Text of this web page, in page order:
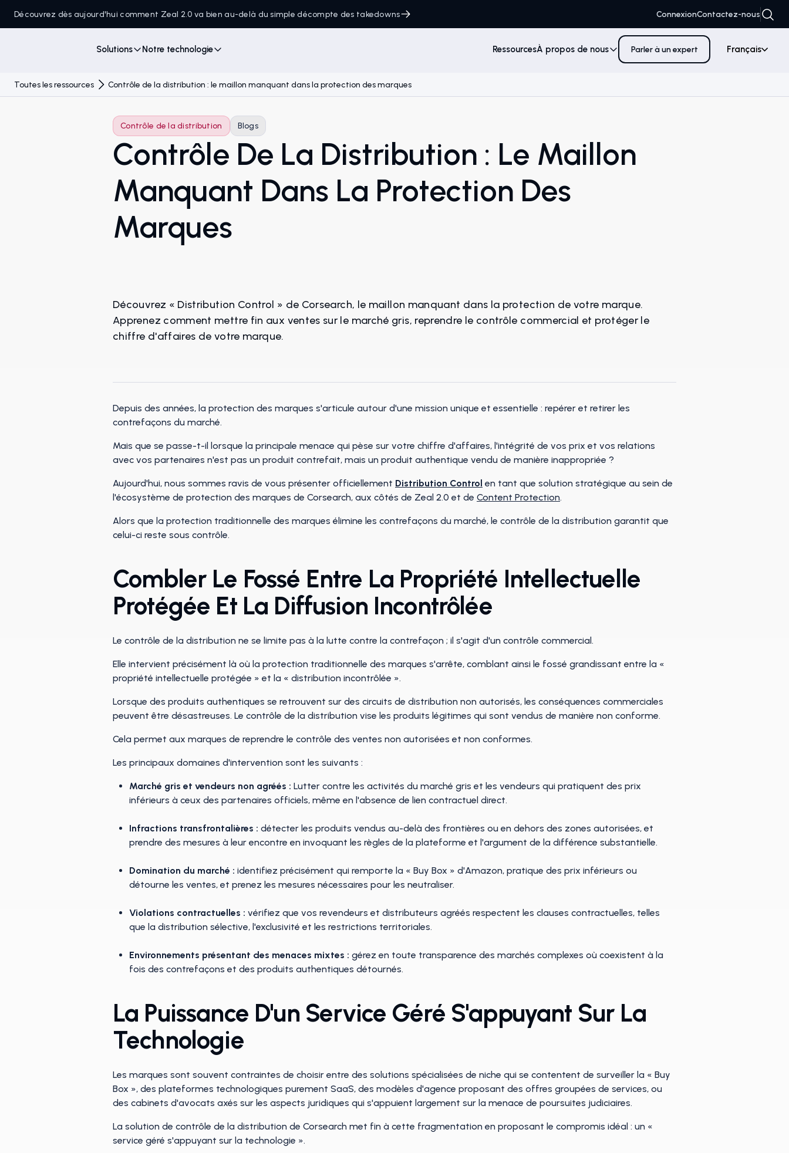
Découvrez dès aujourd'hui comment Zeal 2.0 va bien au-delà du simple décompte des takedowns ConnexionContactez-nous
Solutions Notre technologie RessourcesÀ propos de nous Parler à un expert Français
Toutes les ressources Contrôle de la distribution : le maillon manquant dans la protection des marques
Contrôle de la distribution Blogs
Contrôle De La Distribution : Le Maillon
Manquant Dans La Protection Des
Marques
Découvrez « Distribution Control » de Corsearch, le maillon manquant dans la protection de votre marque.
Apprenez comment mettre fin aux ventes sur le marché gris, reprendre le contrôle commercial et protéger le
chiffre d'affaires de votre marque.
Depuis des années, la protection des marques s'articule autour d'une mission unique et essentielle : repérer et retirer les
contrefaçons du marché.
Mais que se passe-t-il lorsque la principale menace qui pèse sur votre chiffre d'affaires, l'intégrité de vos prix et vos relations
avec vos partenaires n'est pas un produit contrefait, mais un produit authentique vendu de manière inappropriée ?
Aujourd'hui, nous sommes ravis de vous présenter officiellement Distribution Control en tant que solution stratégique au sein de
l'écosystème de protection des marques de Corsearch, aux côtés de Zeal 2.0 et de Content Protection.
Alors que la protection traditionnelle des marques élimine les contrefaçons du marché, le contrôle de la distribution garantit que
celui-ci reste sous contrôle.
Combler Le Fossé Entre La Propriété Intellectuelle
Protégée Et La Diffusion Incontrôlée
Le contrôle de la distribution ne se limite pas à la lutte contre la contrefaçon ; il s'agit d'un contrôle commercial.
Elle intervient précisément là où la protection traditionnelle des marques s'arrête, comblant ainsi le fossé grandissant entre la «
propriété intellectuelle protégée » et la « distribution incontrôlée ».
Lorsque des produits authentiques se retrouvent sur des circuits de distribution non autorisés, les conséquences commerciales
peuvent être désastreuses. Le contrôle de la distribution vise les produits légitimes qui sont vendus de manière non conforme.
Cela permet aux marques de reprendre le contrôle des ventes non autorisées et non conformes.
Les principaux domaines d'intervention sont les suivants :
Marché gris et vendeurs non agréés : Lutter contre les activités du marché gris et les vendeurs qui pratiquent des prix
inférieurs à ceux des partenaires officiels, même en l'absence de lien contractuel direct.
Infractions transfrontalières : détecter les produits vendus au-delà des frontières ou en dehors des zones autorisées, et
prendre des mesures à leur encontre en invoquant les règles de la plateforme et l'argument de la différence substantielle.
Domination du marché : identifiez précisément qui remporte la « Buy Box » d'Amazon, pratique des prix inférieurs ou
détourne les ventes, et prenez les mesures nécessaires pour les neutraliser.
Violations contractuelles : vérifiez que vos revendeurs et distributeurs agréés respectent les clauses contractuelles, telles
que la distribution sélective, l'exclusivité et les restrictions territoriales.
Environnements présentant des menaces mixtes : gérez en toute transparence des marchés complexes où coexistent à la
fois des contrefaçons et des produits authentiques détournés.
La Puissance D'un Service Géré S'appuyant Sur La
Technologie
Les marques sont souvent contraintes de choisir entre des solutions spécialisées de niche qui se contentent de surveiller la « Buy
Box », des plateformes technologiques purement SaaS, des modèles d'agence proposant des offres groupées de services, ou
des cabinets d'avocats axés sur les aspects juridiques qui s'appuient largement sur la menace de poursuites judiciaires.
La solution de contrôle de la distribution de Corsearch met fin à cette fragmentation en proposant le compromis idéal : un «
service géré s'appuyant sur la technologie ».